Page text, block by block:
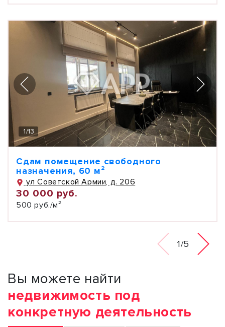
1/13
Сдам помещение свободного
назначения, 60 м²
ул Советской Армии, д. 206
30 000 руб.
500 руб./м²
1/5
Вы можете найти
недвижимость под
конкретную деятельность